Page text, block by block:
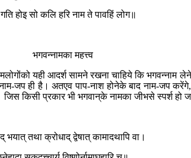
होइ सो कलि हरि नाम ते पावहिं लोग॥
भगवन्नामका महत्त्व
यही आदर्श सामने रखना चाहिये कि
जप ही है। अतएव पाप-नाश होनेके बाद नाम-जप
किसी प्रकार भी भगवान‍्के नामका जीभसे स्पर्श हो
भयात् तथा क्रोधाद् द्वेषात् कामादथापि वा।